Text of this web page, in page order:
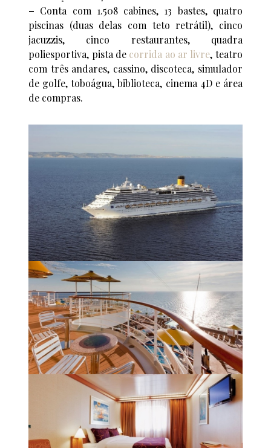
– Conta com 1.508 cabines, 13 bastes, quatro
piscinas (duas delas com teto retrátil), cinco
jacuzzis, cinco restaurantes, quadra
poliesportiva, pista de corrida ao ar livre, teatro
com três andares, cassino, discoteca, simulador
de golfe, toboágua, biblioteca, cinema 4D e área
de compras.